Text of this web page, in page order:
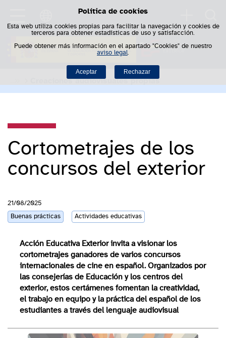
Política de cookies
Esta web utiliza cookies propias para facilitar la navegación y cookies de
terceros para obtener estadísticas de uso y satisfacción.
Puede obtener más información en el apartado "Cookies" de nuestro
aviso legal
Aceptar Rechazar
Saltar al contenido
Creaciones audiovisuales propias
Cortometrajes de los
concursos del exterior
21/08/2025
Buenas prácticas Actividades educativas
Acción Educativa Exterior invita a visionar los
cortometrajes ganadores de varios concursos
internacionales de cine en español. Organizados por
las consejerías de Educación y los centros del
exterior, estos certámenes fomentan la creatividad,
el trabajo en equipo y la práctica del español de los
estudiantes a través del lenguaje audiovisual